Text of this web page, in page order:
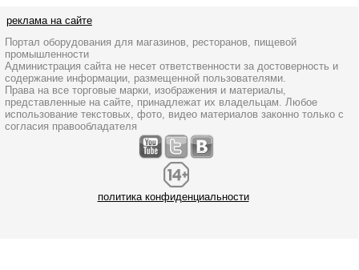
реклама на сайте
Портал оборудования для магазинов, ресторанов, пищевой
промышленности
Администрация сайта не несет ответственности за достоверность и
содержание информации, размещенной пользователями.
Права на все торговые марки, изображения и материалы,
представленные на сайте, принадлежат их владельцам. Любое
использование текстовых, фото, видео материалов законно только с
согласия правообладателя
политика конфиденциальности